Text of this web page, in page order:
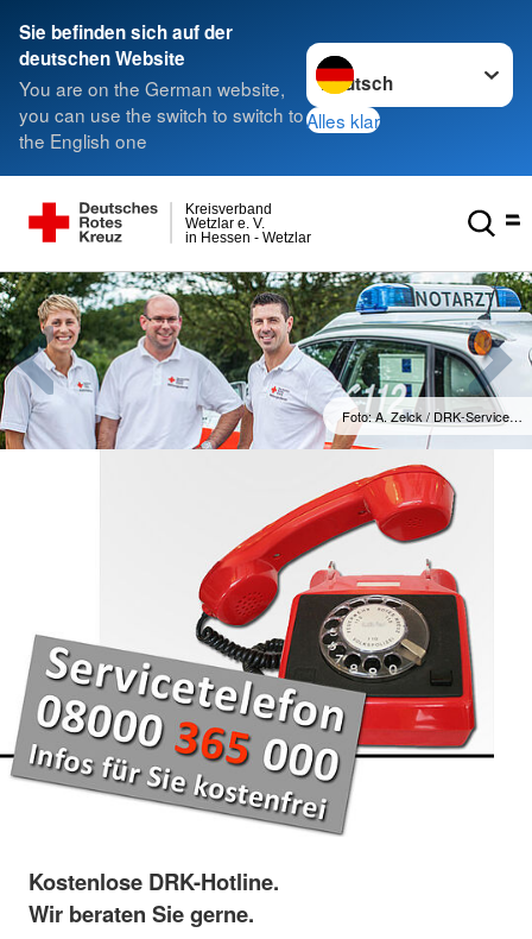
Sie befinden sich auf der
deutschen Website
You are on the German website,
you can use the switch to switch to
the English one
Sprache wechseln zu
Alles klar
in Hessen - Wetzlar
Wetzlar e. V.
Kreisverband
Foto: D. Winter /
Kostenlose DRK-Hotline.
Wir beraten Sie gerne.